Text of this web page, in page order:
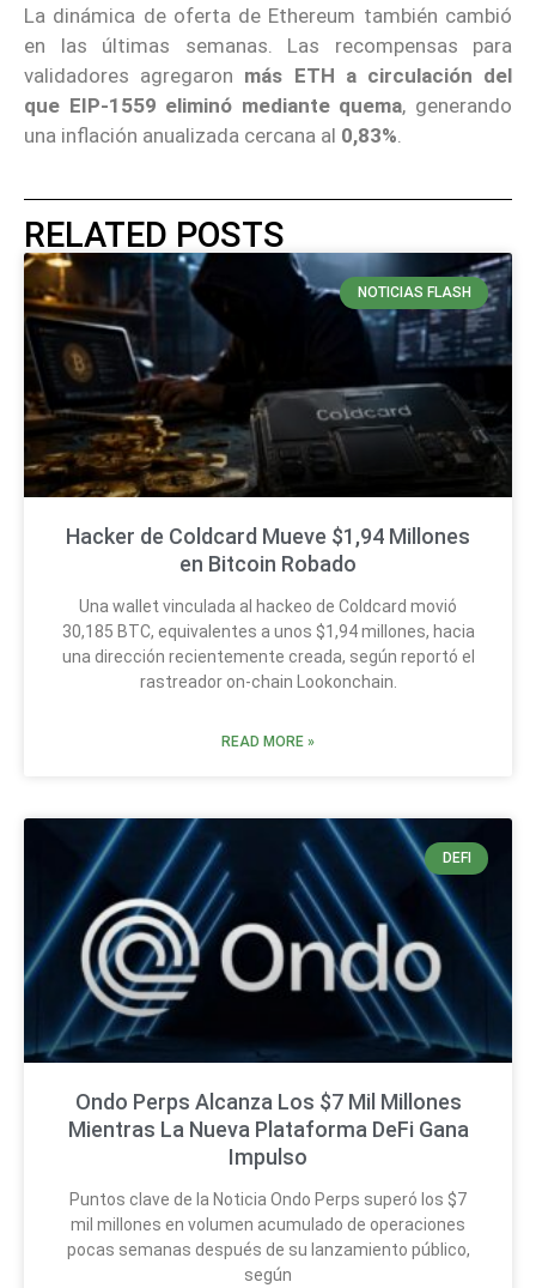
La dinámica de oferta de Ethereum también cambió
en las últimas semanas. Las recompensas para
validadores agregaron más ETH a circulación del
que EIP-1559 eliminó mediante quema, generando
una inflación anualizada cercana al 0,83%
RELATED POSTS
NOTICIAS FLASH
Hacker de Coldcard Mueve $1,94 Millones
en Bitcoin Robado
Una wallet vinculada al hackeo de Coldcard movió
30,185 BTC, equivalentes a unos $1,94 millones, hacia
una dirección recientemente creada, según reportó el
rastreador on-chain Lookonchain.
READ MORE »
DEFI
Ondo Perps Alcanza Los $7 Mil Millones
Mientras La Nueva Plataforma DeFi Gana
Impulso
Puntos clave de la Noticia Ondo Perps superó los $7
mil millones en volumen acumulado de operaciones
pocas semanas después de su lanzamiento público,
según